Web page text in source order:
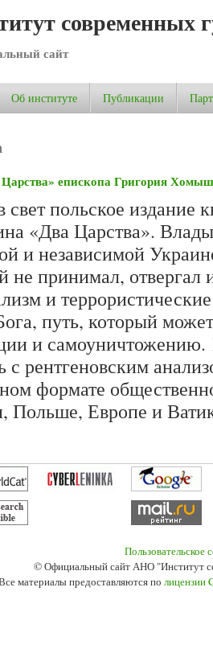
современных
сайт
Об институте Публикации
епископа Григория
польское издание
«Два Царства».
и независимой
не принимал,
и
путь, который
и
с рентгеновским
формате
Польше, Европе и
Пользовательское
© Официальный сайт АНО "Институт
материалы предоставляются по лицензии